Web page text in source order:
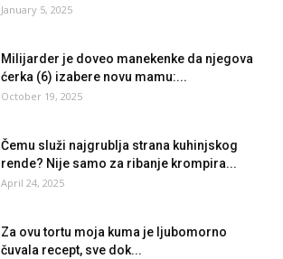
January 5, 2025
Milijarder je doveo manekenke da njegova
ćerka (6) izabere novu mamu:...
October 19, 2025
Čemu služi najgrublja strana kuhinjskog
rende? Nije samo za ribanje krompira...
April 24, 2025
Za ovu tortu moja kuma je ljubomorno
čuvala recept, sve dok...